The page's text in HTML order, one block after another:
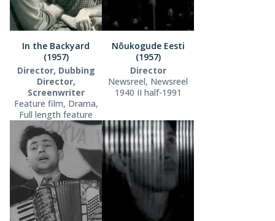
In the Backyard
(1957)
Director, Dubbing
Director,
Screenwriter
Feature film, Drama,
Full length feature
Nõukogude Eesti
(1957)
Director
Newsreel, Newsreel
1940 II half-1991